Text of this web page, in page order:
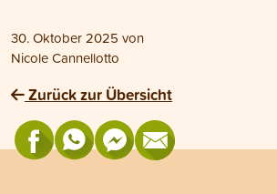
30. Oktober 2025 von
Nicole Cannellotto
Zurück zur Übersicht